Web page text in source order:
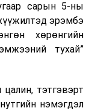
гадаадын
Тухайлбал,
80 гаруй
тус улсын
болзошгүйг
сарын 5-ны
эрэмбэ
хөрөнгийн
тухай”
тэтгэвэрт
нэмэгдэл